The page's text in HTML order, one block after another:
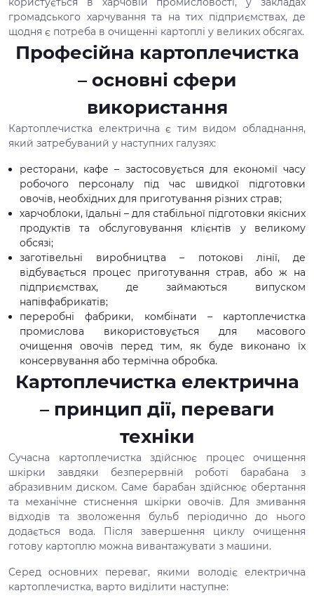
громадського харчування та на тих підприємствах, де
щодня є потреба в очищенні картоплі у великих обсягах.
Професійна картоплечистка
– основні сфери
використання
Картоплечистка електрична є тим видом обладнання,
який затребуваний у наступних галузях:
ресторани, кафе – застосовується для економії часу
робочого персоналу під час швидкої підготовки
овочів, необхідних для приготування різних страв;
харчоблоки, їдальні – для стабільної підготовки якісних
продуктів та обслуговування клієнтів у великому
обсязі;
заготівельні виробництва – потокові лінії, де
відбувається процес приготування страв, або ж на
підприємствах, де займаються випуском
напівфабрикатів;
переробні фабрики, комбінати – картоплечистка
промислова використовується для масового
очищення овочів перед тим, як буде виконано їх
консервування або термічна обробка.
Картоплечистка електрична
– принцип дії, переваги
техніки
Сучасна картоплечистка здійснює процес очищення
шкірки завдяки безперервній роботі барабана з
абразивним диском. Саме барабан здійснює обертання
та механічне стиснення шкірки овочів. Для змивання
відходів та зволоження бульб періодично до нього
додається вода. Після завершення циклу очищення
готову картоплю можна вивантажувати з машини.
Серед основних переваг, якими володіє електрична
картоплечистка, варто виділити наступне: